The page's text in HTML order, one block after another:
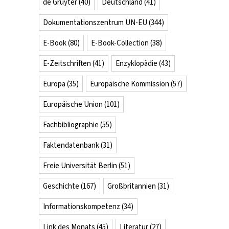
Dokumentationszentrum UN-EU (344)
E-Book(80) E-Book-Collection (38)
E-Zeitschriften (41) Enzyklopädie (43)
Europa (35) Europäische Kommission (57)
Europäische Union (101)
Fachbibliographie (55)
Faktendatenbank(31)
Freie Universität Berlin (51)
Geschichte (167) Großbritannien (31)
Informationskompetenz (34)